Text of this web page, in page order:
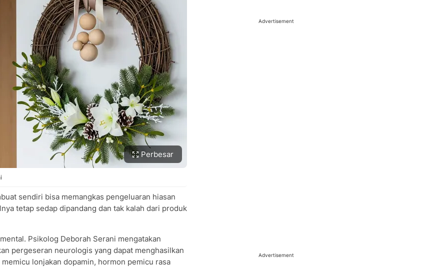
Perbesar
sendiri bisa memangkas pengeluaran hiasan
tetap sedap dipandang dan tak kalah dari produk
Psikolog Deborah Serani mengatakan
pergeseran neurologis yang dapat menghasilkan
lonjakan dopamin, hormon pemicu rasa
Advertisement
Advertisement